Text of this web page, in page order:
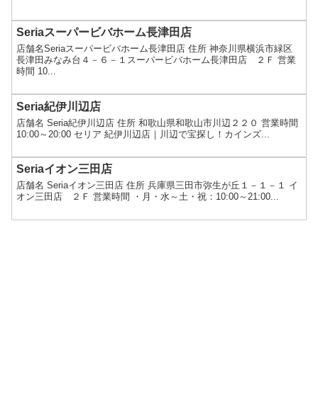
Seriaスーパービバホーム長津田店
店舗名Seriaスーパービバホーム長津田店 住所 神奈川県横浜市緑区
長津田みなみ台４－６－１スーパービバホーム長津田店 ２Ｆ 営業
時間 10...
Seria紀伊川辺店
店舗名 Seria紀伊川辺店 住所 和歌山県和歌山市川辺２２０ 営業時間
10:00～20:00 セリア 紀伊川辺店｜川辺で宝探し！カインズ...
Seriaイオン三田店
店舗名 Seriaイオン三田店 住所 兵庫県三田市弥生が丘１－１－１ イ
オン三田店 ２Ｆ 営業時間 ・月・水～土・祝：10:00～21:00...